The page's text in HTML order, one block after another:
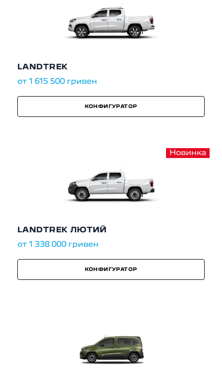
LANDTREK
от 1 615 500 гривен
КОНФИГУРАТОР
Новинка
LANDTREK ЛЮТИЙ
от 1 338 000 гривен
КОНФИГУРАТОР